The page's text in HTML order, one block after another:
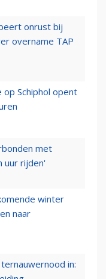
onrust bij
overname TAP
op Schiphol opent
met
uur rijden'
winter
naar
in: